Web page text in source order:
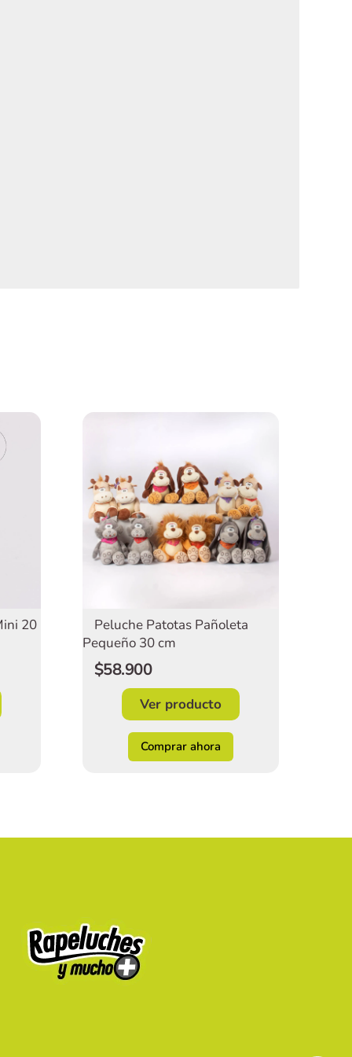
20
Peluche Patotas Pañoleta
Pequeño 30 cm
$58.900
Ver producto
Comprar ahora